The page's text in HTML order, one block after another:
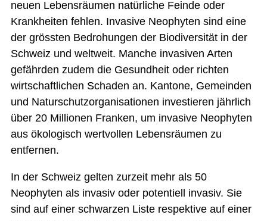
neuen Lebensräumen natürliche Feinde oder
Krankheiten fehlen. Invasive Neophyten sind eine
der grössten Bedrohungen der Biodiversität in der
Schweiz und weltweit. Manche invasiven Arten
gefährden zudem die Gesundheit oder richten
wirtschaftlichen Schaden an. Kantone, Gemeinden
und Naturschutzorganisationen investieren jährlich
über 20 Millionen Franken, um invasive Neophyten
aus ökologisch wertvollen Lebensräumen zu
entfernen.
In der Schweiz gelten zurzeit mehr als 50
Neophyten als invasiv oder potentiell invasiv. Sie
sind auf einer schwarzen Liste respektive auf einer